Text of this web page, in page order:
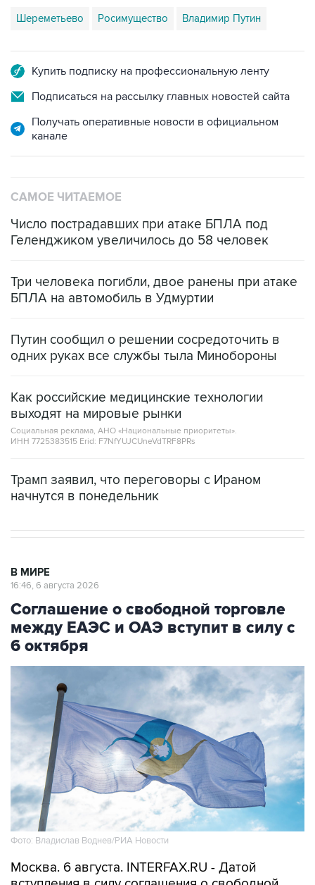
Шереметьево Росимущество Владимир Путин
Купить подписку на профессиональную ленту
Подписаться на рассылку главных новостей сайта
Получать оперативные новости в официальном
канале
САМОЕ ЧИТАЕМОЕ
Число пострадавших при атаке БПЛА под
Геленджиком увеличилось до 58 человек
Три человека погибли, двое ранены при атаке
БПЛА на автомобиль в Удмуртии
Путин сообщил о решении сосредоточить в
одних руках все службы тыла Минобороны
Как российские медицинские технологии
выходят на мировые рынки
Социальная реклама, АНО «Национальные приоритеты».
ИНН 7725383515 Erid: F7NfYUJCUneVdTRF8PRs
Трамп заявил, что переговоры с Ираном
начнутся в понедельник
В МИРЕ
16:46, 6 августа 2026
Соглашение о свободной торговле
между ЕАЭС и ОАЭ вступит в силу с
6 октября
Фото: Владислав Воднев/РИА Новости
Москва. 6 августа. INTERFAX.RU - Датой